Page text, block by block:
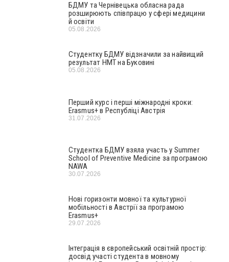
БДМУ та Чернівецька обласна рада
розширюють співпрацю у сфері медицини
й освіти
05.08.2026
Студентку БДМУ відзначили за найвищий
результат НМТ на Буковині
05.08.2026
Перший курс і перші міжнародні кроки:
Erasmus+ в Республіці Австрія
31.07.2026
Студентка БДМУ взяла участь у Summer
School of Preventive Medicine за програмою
NAWA
30.07.2026
Нові горизонти мовної та культурної
мобільності в Австрії за програмою
Erasmus+
29.07.2026
Інтеграція в європейський освітній простір:
досвід участі студента в мовному